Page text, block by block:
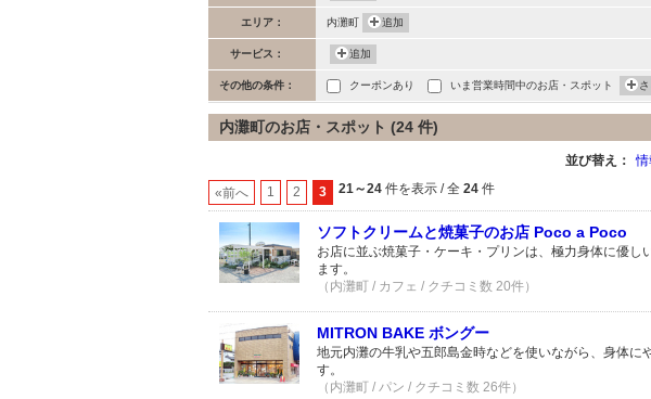
エリア： 内灘町 追加
サービス： 追加
その他の条件： クーポンあり いま営業時間中のお店・スポット
内灘町のお店・スポット (24 件)
並び替え：
«前へ 1 2 3 21～24 件を表示 / 全 24 件
ソフトクリームと焼菓子のお店 Poco a Poco
お店に並ぶ焼菓子・ケーキ・プリンは、極力身体に優し
ます。
（内灘町 / カフェ / クチコミ数 20件）
MITRON BAKE ボングー
地元内灘の牛乳や五郎島金時などを使いながら、身体に
す。
（内灘町 / パン / クチコミ数 26件）